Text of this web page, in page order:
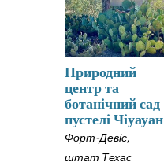
Природний
центр та
ботанічний сад
пустелі Чіуауан
Форт-Девіс,
штат Техас